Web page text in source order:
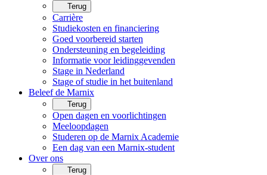
Terug
Carrière
Studiekosten en financiering
Goed voorbereid starten
Ondersteuning en begeleiding
Informatie voor leidinggevenden
Stage in Nederland
Stage of studie in het buitenland
Beleef de Marnix
Terug
Open dagen en voorlichtingen
Meeloopdagen
Studeren op de Marnix Academie
Een dag van een Marnix-student
Over ons
Terug